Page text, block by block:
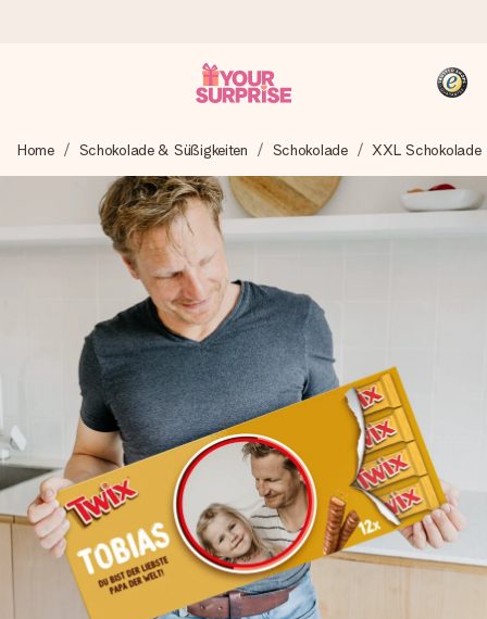
Wir bereiten dein Geschenk sorgfältig vor und schicken es
blitzschnell – damit du es genau zum richtigen Zeitpunkt
überreichen kannst, wenn es am meisten zählt.
4,8 (basierend auf +15.000 Bewertungen)
Unsere Geschenke begeistern. Kunden bewerten uns mit
4,8 bei Google Reviews (Gesamtergebnis aller Länder, in
die wir versenden).
+49 39292 929695
Montag - Freitag : 8:30 - 17:00 Uhr
Samstag - Sonntag : 8:30 - 13:00 Uhr
Home Schokolade & Süßigkeiten Schokolade XXL Schokolade